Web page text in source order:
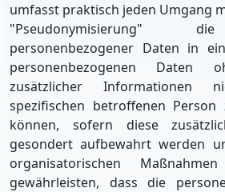
umfasst praktisch jeden Umgang
"Pseudonymisierung"
personenbezogener Daten in
personenbezogenen Daten
zusätzlicher Informationen
spezifischen betroffenen Person
können, sofern diese
gesondert aufbewahrt werden
organisatorischen
gewährleisten, dass die